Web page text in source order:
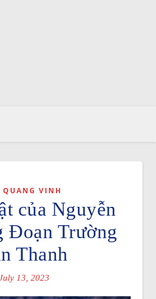
VINH
của Nguyễn
Đoạn Trường
Thanh
13, 2023